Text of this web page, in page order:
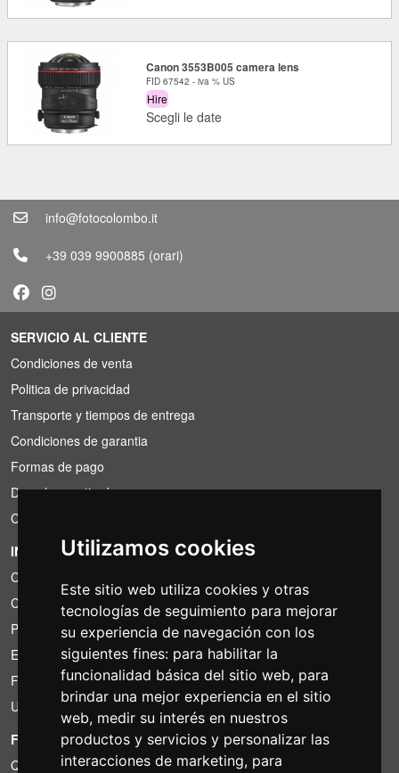
Utilizamos cookies
Este sitio web utiliza cookies y otras
tecnologías de seguimiento para mejorar
su experiencia de navegación con los
siguientes fines: para habilitar la
funcionalidad básica del sitio web, para
brindar una mejor experiencia en el sitio
web, medir su interés en nuestros
productos y servicios y personalizar las
interacciones de marketing, para
Canon 3553B005 camera lens
FID 67542 - iva % US
Hire
Scegli le date
info@fotocolombo.it
+39 039 9900885 (orari)
SERVICIO AL CLIENTE
Condiciones de venta
Politica de privacidad
Transporte y tiempos de entrega
Condiciones de garantia
Formas de pago
Derecho a retirada
Condiciones de IVA
INFORMACIÓN
Condiciones de alquiler
Cotizaciones
Paquetes de ahorro
Encontrado por menos?
Financiacion
Uso
FOTOCOLOMBO.IT
Quienes somos